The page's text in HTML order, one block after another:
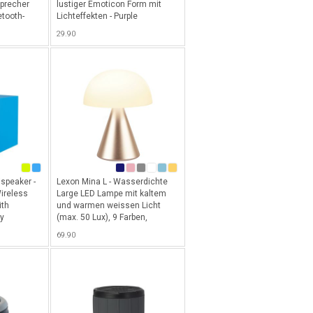
lustiger Emoticon Form mit
Lichteffekten - Purple
29.90
-
Lexon Mina L - Wasserdichte
Large LED Lampe mit kaltem
und warmen weissen Licht
(max. 50 Lux), 9 Farben,
Gold
69.90